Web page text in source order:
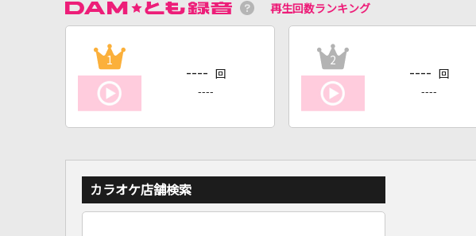
再生回数ランキング
1
---- 回
----
2
---- 回
----
カラオケ店舗検索